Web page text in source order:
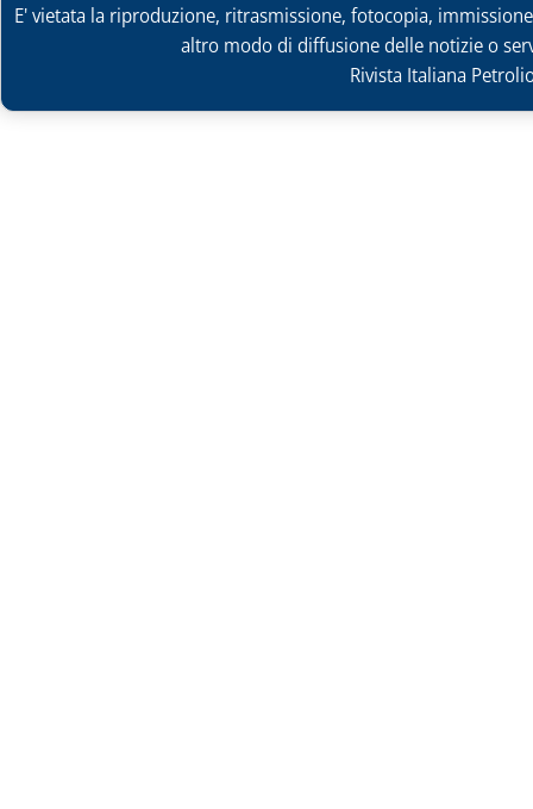
E' vietata la riproduzione, ritrasmissione, fotocopia,
altro modo di diffusione delle notizie o
Rivista Italiana